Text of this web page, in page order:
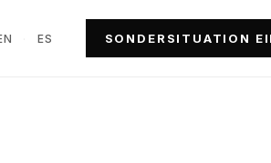
ES SONDERSITUATION